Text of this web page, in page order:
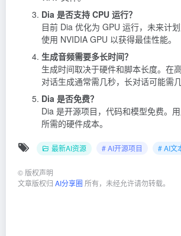
Dia 是否支持 CPU 运行？
目前 Dia 优化为 GPU 运行，未来计
使用 NVIDIA GPU 以获得最佳性能。
生成音频需要多长时间？
生成时间取决于硬件和脚本长度。在
对话生成通常需几秒，长对话可能需几
Dia 是否免费？
Dia 是开源项目，代码和模型免费。
所需的硬件成本。
最新AI资源 # AI开源项目 # AI文
© 版权声明
文章版权归 AI分享圈 所有，未经允许请勿转载。